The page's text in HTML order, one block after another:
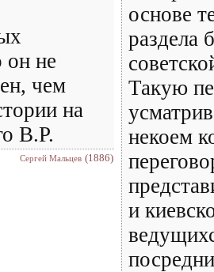
он не
чем
на
В.Р.
Сергей Мальцев (1886)
основе
раздела
Такую
некоем
и